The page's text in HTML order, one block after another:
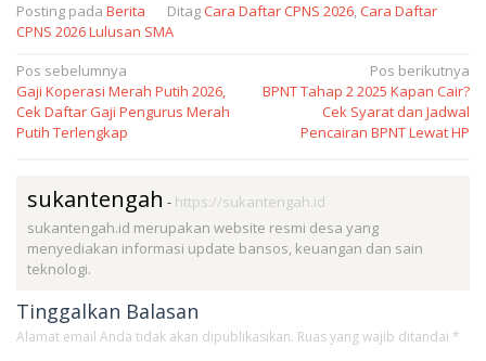
Posting pada Berita DitagCara Daftar CPNS 2026,Cara Daftar
CPNS 2026 Lulusan SMA
Navigasi
pos
Pos sebelumnya
Gaji Koperasi Merah Putih 2026,
Cek Daftar Gaji Pengurus Merah
Putih Terlengkap
Pos berikutnya
BPNT Tahap 2 2025 Kapan Cair?
Cek Syarat dan Jadwal
Pencairan BPNT Lewat HP
sukantengah - https://sukantengah.id
sukantengah.id merupakan website resmi desa yang
menyediakan informasi update bansos, keuangan dan sain
teknologi.
Tinggalkan Balasan
Alamat email Anda tidak akan dipublikasikan. Ruas yang wajib ditandai *